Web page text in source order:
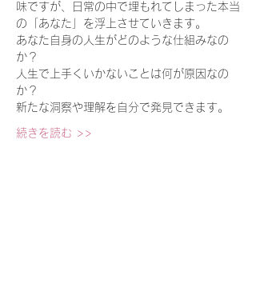
味ですが、日常の中で埋もれてしまった本当
の「あなた」を浮上させていきます。
あなた自身の人生がどのような仕組みなの
か？
人生で上手くいかないことは何が原因なの
か？
新たな洞察や理解を自分で発見できます。
続きを読む >>